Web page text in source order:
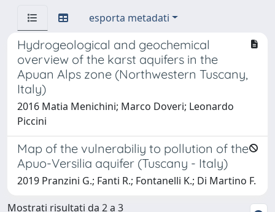
esporta metadati
Hydrogeological and geochemical
overview of the karst aquifers in the
Apuan Alps zone (Northwestern Tuscany,
Italy)
2016 Matia Menichini; Marco Doveri; Leonardo
Piccini
Map of the vulnerabiliy to pollution of the
Apuo-Versilia aquifer (Tuscany - Italy)
2019 Pranzini G.; Fanti R.; Fontanelli K.; Di Martino F.
Mostrati risultati da 2 a 3